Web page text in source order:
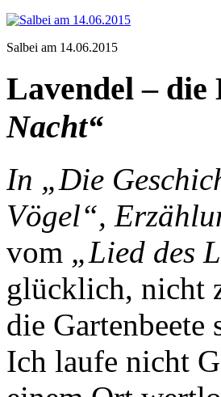
Salbei am 14.06.2015
Lavendel –
Nacht“
In „Die
Vögel“,
vom „Lied des
glücklich, nicht
die Gartenbeete
Ich laufe nicht